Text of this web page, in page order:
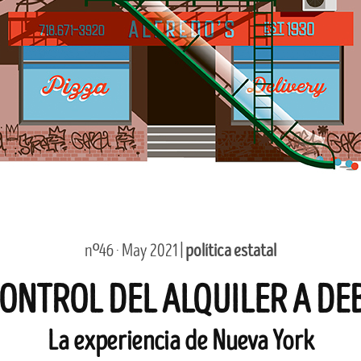
nº46 · May 2021 | política estatal
DEL ALQUILER A
La experiencia de Nueva York